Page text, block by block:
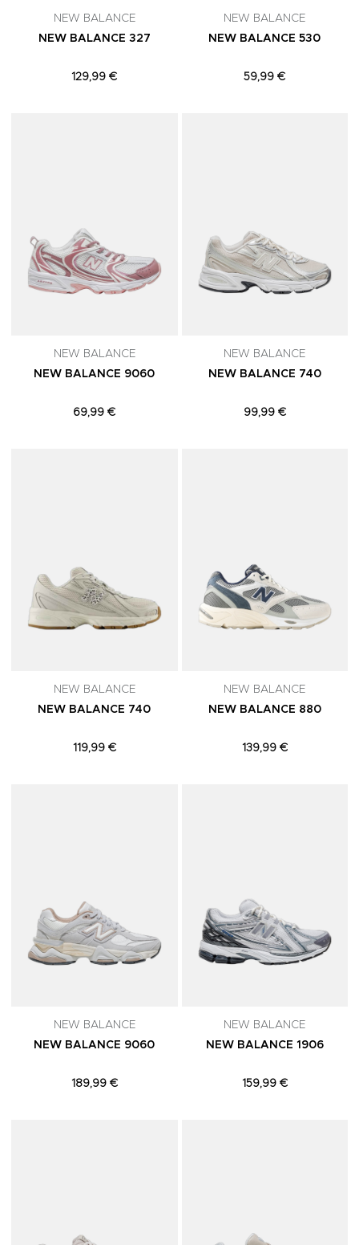
NEW BALANCE
NEW BALANCE 327
129,99 €
NEW BALANCE
NEW BALANCE 530
59,99 €
NEW BALANCE
NEW BALANCE 9060
69,99 €
NEW BALANCE
NEW BALANCE 740
99,99 €
NEW BALANCE
NEW BALANCE 740
119,99 €
NEW BALANCE
NEW BALANCE 880
139,99 €
NEW BALANCE
NEW BALANCE 9060
189,99 €
NEW BALANCE
NEW BALANCE 1906
159,99 €